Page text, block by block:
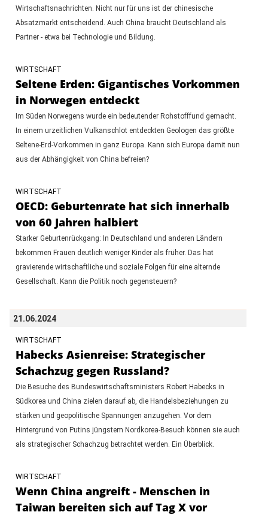
Wirtschaftsnachrichten. Nicht nur für uns ist der chinesische
Absatzmarkt entscheidend. Auch China braucht Deutschland als
Partner - etwa bei Technologie und Bildung.
WIRTSCHAFT
Seltene Erden: Gigantisches Vorkommen
in Norwegen entdeckt
Im Süden Norwegens wurde ein bedeutender Rohstofffund gemacht.
In einem urzeitlichen Vulkanschlot entdeckten Geologen das größte
Seltene-Erd-Vorkommen in ganz Europa. Kann sich Europa damit nun
aus der Abhängigkeit von China befreien?
WIRTSCHAFT
OECD: Geburtenrate hat sich innerhalb
von 60 Jahren halbiert
Starker Geburtenrückgang: In Deutschland und anderen Ländern
bekommen Frauen deutlich weniger Kinder als früher. Das hat
gravierende wirtschaftliche und soziale Folgen für eine alternde
Gesellschaft. Kann die Politik noch gegensteuern?
21.06.2024
WIRTSCHAFT
Habecks Asienreise: Strategischer
Schachzug gegen Russland?
Die Besuche des Bundeswirtschaftsministers Robert Habecks in
Südkorea und China zielen darauf ab, die Handelsbeziehungen zu
stärken und geopolitische Spannungen anzugehen. Vor dem
Hintergrund von Putins jüngstem Nordkorea-Besuch können sie auch
als strategischer Schachzug betrachtet werden. Ein Überblick.
WIRTSCHAFT
Wenn China angreift - Menschen in
Taiwan bereiten sich auf Tag X vor